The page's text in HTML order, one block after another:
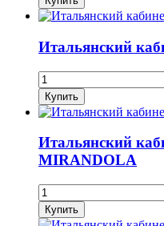
Итальянский
Итальянский
MIRANDOLA